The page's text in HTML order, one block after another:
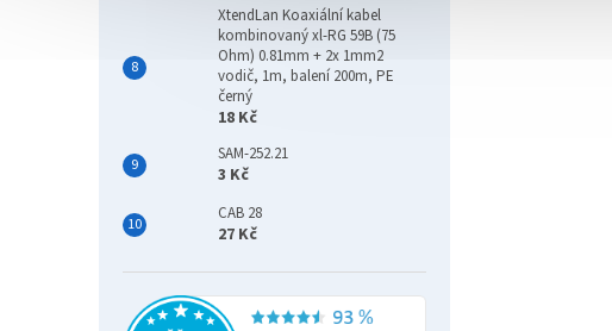
XtendLan Koaxiální kabel
kombinovaný xl-RG 59B (75
Ohm) 0.81mm + 2x 1mm2
vodič, 1m, balení 200m, PE
černý
18 Kč
SAM-252.21
3 Kč
CAB 28
27 Kč